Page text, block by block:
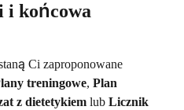
i końcowa
Ci zaproponowane
treningowe, Plan
z dietetykiem lub Licznik